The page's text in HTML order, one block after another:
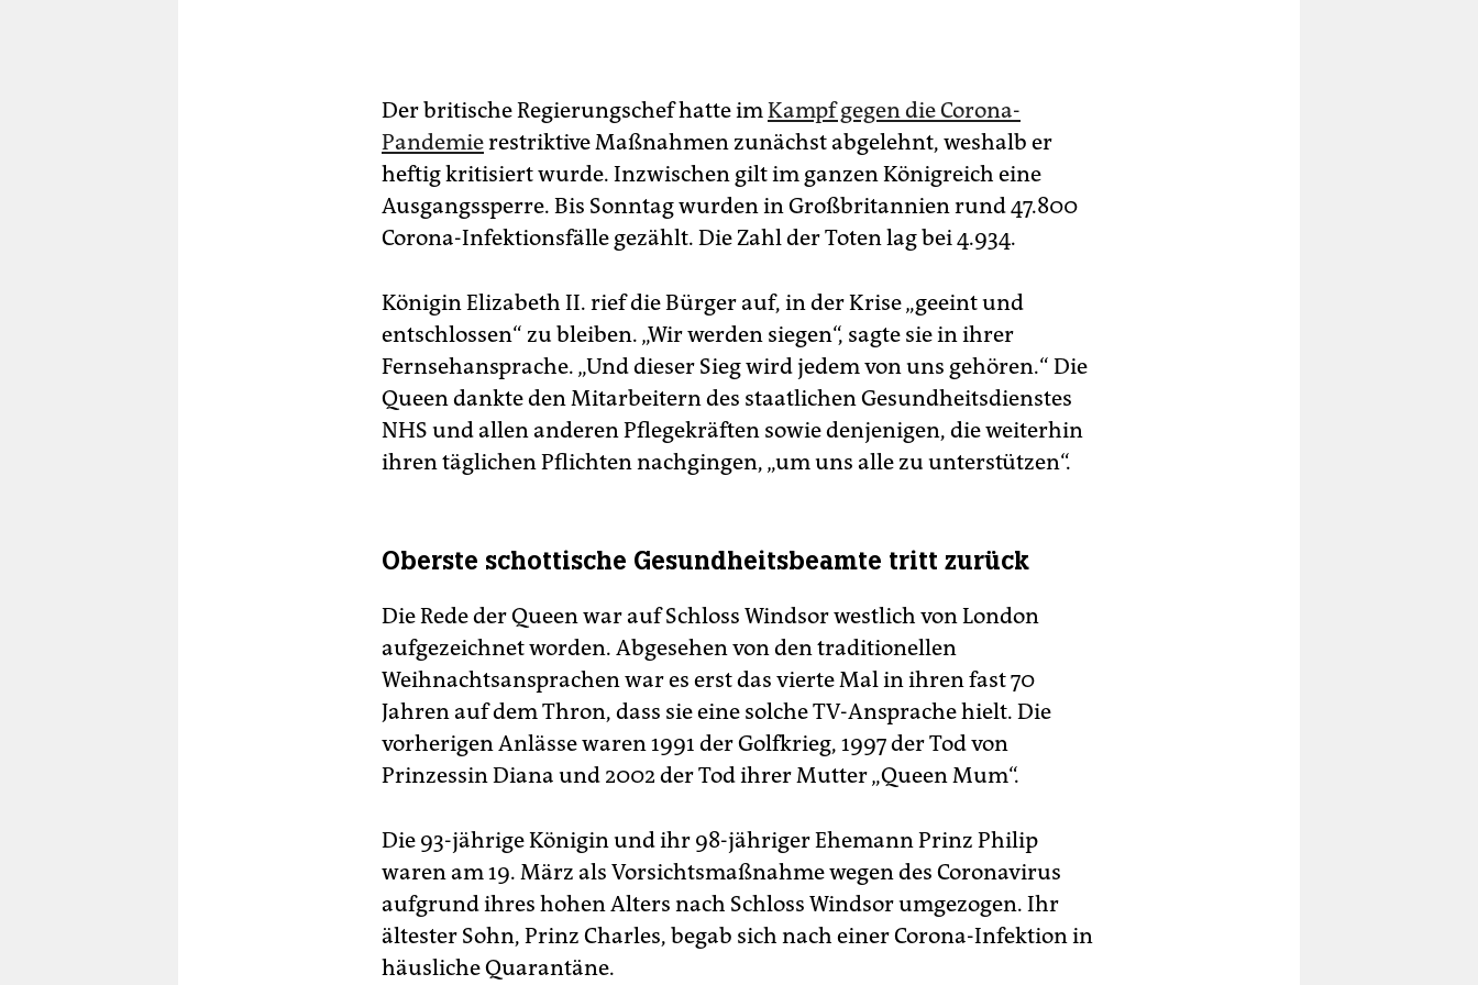
Der britische Regierungschef hatte imKampf gegen die Corona-
Pandemierestriktive Maßnahmen zunächst abgelehnt, weshalb er
heftig kritisiert wurde. Inzwischen gilt im ganzen Königreich eine
Ausgangssperre. Bis Sonntag wurden in Großbritannien rund 47.800
Corona-Infektionsfälle gezählt. Die Zahl der Toten lag bei 4.934.
Königin Elizabeth II. rief die Bürger auf, in der Krise „geeint und
entschlossen“ zu bleiben. „Wir werden siegen“, sagte sie in ihrer
Fernsehansprache. „Und dieser Sieg wird jedem von uns gehören.“ Die
Queen dankte den Mitarbeitern des staatlichen Gesundheitsdienstes
NHS und allen anderen Pflegekräften sowie denjenigen, die weiterhin
ihren täglichen Pflichten nachgingen, „um uns alle zu unterstützen“.
Oberste schottische Gesundheitsbeamte tritt zurück
Die Rede der Queen war auf Schloss Windsor westlich von London
aufgezeichnet worden. Abgesehen von den traditionellen
Weihnachtsansprachen war es erst das vierte Mal in ihren fast 70
Jahren auf dem Thron, dass sie eine solche TV-Ansprache hielt. Die
vorherigen Anlässe waren 1991 der Golfkrieg, 1997 der Tod von
Prinzessin Diana und 2002 der Tod ihrer Mutter „Queen Mum“.
Die 93-jährige Königin und ihr 98-jähriger Ehemann Prinz Philip
waren am 19. März als Vorsichtsmaßnahme wegen des Coronavirus
aufgrund ihres hohen Alters nach Schloss Windsor umgezogen. Ihr
ältester Sohn, Prinz Charles, begab sich nach einer Corona-Infektion in
häusliche Quarantäne.